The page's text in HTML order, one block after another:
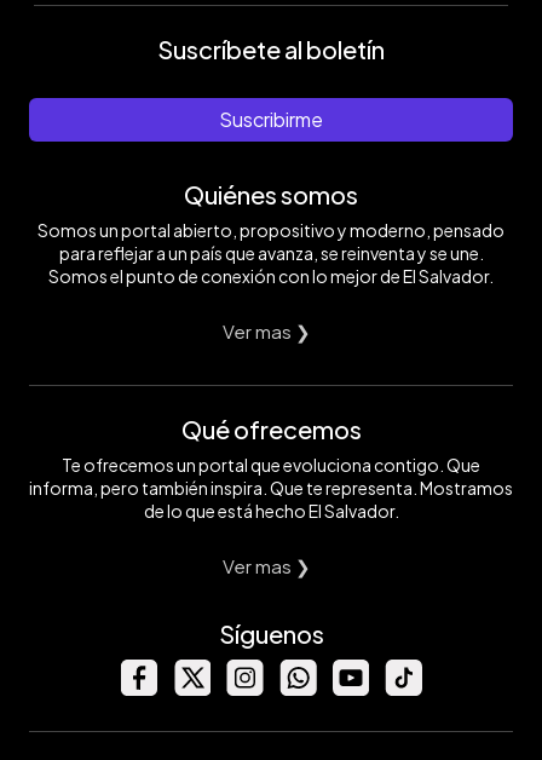
Suscríbete al boletín
Suscribirme
Quiénes somos
Somos un portal abierto, propositivo y moderno, pensado
para reflejar a un país que avanza, se reinventa y se une.
Somos el punto de conexión con lo mejor de El Salvador.
Ver mas ❯
Qué ofrecemos
Te ofrecemos un portal que evoluciona contigo. Que
informa, pero también inspira. Que te representa. Mostramos
de lo que está hecho El Salvador.
Ver mas ❯
Síguenos